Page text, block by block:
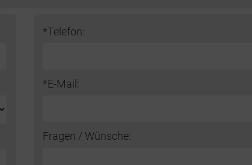
*Telefon:
*E-Mail:
Fragen / Wünsche: